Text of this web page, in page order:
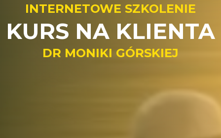
INTERNETOWE SZKOLENIE
KURS NA KLIENTA
DR MONIKI GÓRSKIEJ